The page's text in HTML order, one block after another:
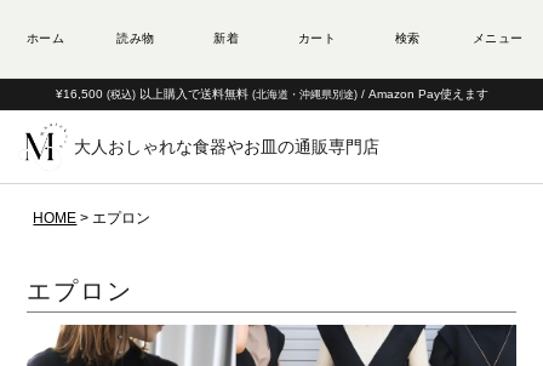
¥16,500 (税込) 以上購入で送料無料 (北海道・沖縄県別途) / Amazon Pay使えます
大人おしゃれな食器やお皿の通販専門店
HOME エプロン
エプロン